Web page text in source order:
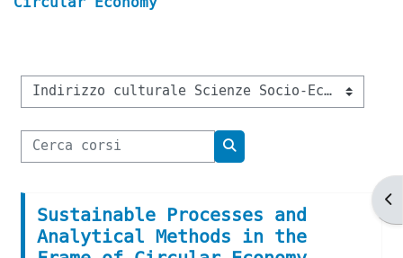
Categorie di corso
Cerca corsi
Cerca corsi
Sustainable Processes and
Analytical Methods in the